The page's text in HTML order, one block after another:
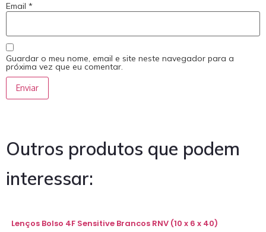
Email *
Guardar o meu nome, email e site neste navegador para a
próxima vez que eu comentar.
Outros produtos que podem
interessar:
Lenços Bolso 4F Sensitive Brancos RNV (10 x 6 x 40)